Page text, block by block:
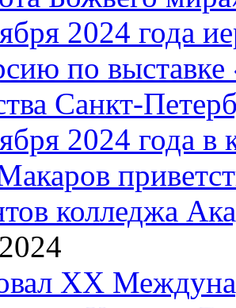
2024 года
по
Санкт-
2024 года
колледжа
XX